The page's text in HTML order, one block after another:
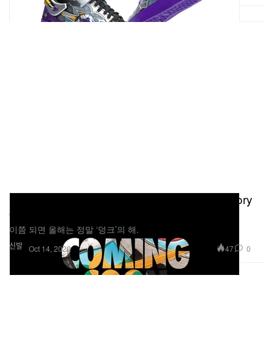
신발
나이키, '덩크'의 역사를 다룬 다큐멘터리 'The Story
of Dunk' 트레일러 공개
이쯤 되면 올해는 정말 ‘덩크’의 해.
Oct 14, 2020 47 0